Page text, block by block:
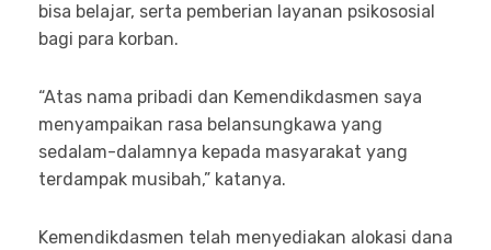
bisa belajar, serta pemberian layanan psikososial
bagi para korban.
“Atas nama pribadi dan Kemendikdasmen saya
menyampaikan rasa belansungkawa yang
sedalam-dalamnya kepada masyarakat yang
terdampak musibah,” katanya.
Kemendikdasmen telah menyediakan alokasi dana